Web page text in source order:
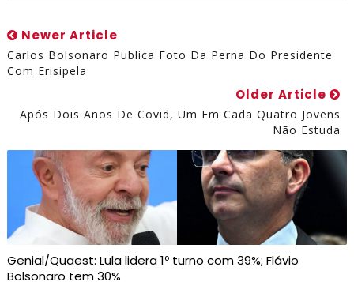
Newer Article
Carlos Bolsonaro Publica Foto Da Perna Do Presidente
Com Erisipela
Older Article
Após Dois Anos De Covid, Um Em Cada Quatro Jovens
Não Estuda
Genial/Quaest: Lula lidera 1º turno com 39%; Flávio
Bolsonaro tem 30%